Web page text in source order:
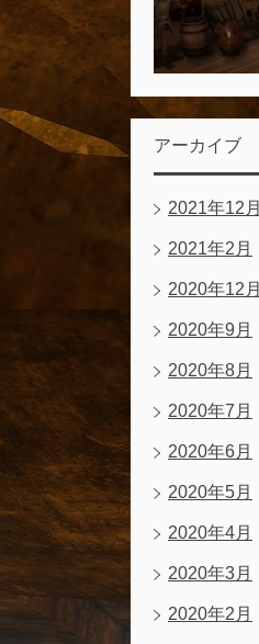
アーカイブ
2021年12月
2021年2月
2020年12月
2020年9月
2020年8月
2020年7月
2020年6月
2020年5月
2020年4月
2020年3月
2020年2月